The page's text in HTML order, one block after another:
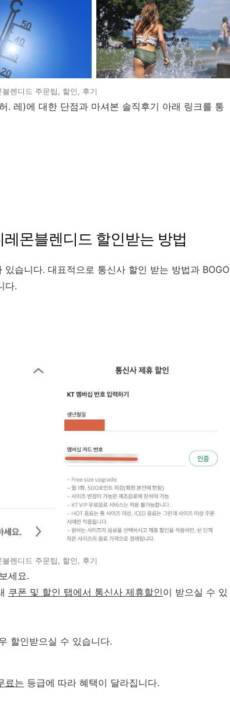
블렌디드 주문팁, 할인, 후기
. 레)에 대한 단점과 마셔본 솔직후기 아래 링크를 통
몬블렌디드 할인받는 방법
습니다. 대표적으로 통신사 할인 받는 방법과 BOGO
다.
블렌디드 주문팁, 할인, 후기
세요.
쿠폰 및 할인 탭에서 통신사 제휴할인이 받으실 수 있
할인받으실 수 있습니다.
료는 등급에 따라 혜택이 달라집니다.